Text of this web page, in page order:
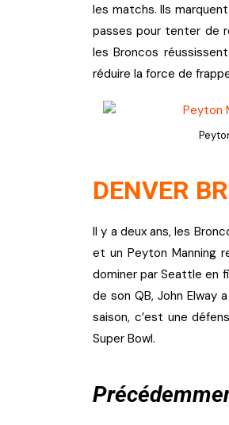
les matchs. Ils
passes pour tenter de
les Broncos
réduire la force de
DENVER
Il y a deux ans, les
et un Peyton Manning
dominer par Seattle en
de son QB, John Elway
saison, c’est une
Super Bowl.